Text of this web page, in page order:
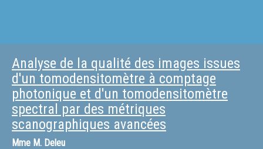
Analyse de la qualité des images issues
d'un tomodensitomètre à comptage
photonique et d'un tomodensitomètre
spectral par des métriques
scanographiques avancées
Mme M. Deleu